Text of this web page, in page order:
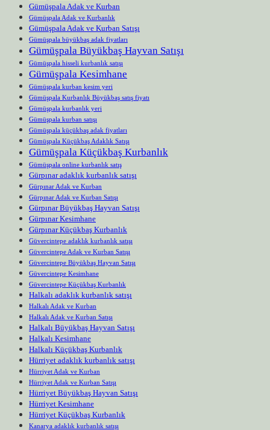
Gümüşpala Adak ve Kurban
Gümüşpala Adak ve Kurbanlık
Gümüşpala Adak ve Kurban Satışı
Gümüşpala büyükbaş adak fiyatları
Gümüşpala Büyükbaş Hayvan Satışı
Gümüşpala hisseli kurbanlık satışı
Gümüşpala Kesimhane
Gümüşpala kurban kesim yeri
Gümüşpala Kurbanlık Büyükbaş satış fiyatı
Gümüşpala kurbanlık yeri
Gümüşpala kurban satışı
Gümüşpala küçükbaş adak fiyatları
Gümüşpala Küçükbaş Adaklık Satışı
Gümüşpala Küçükbaş Kurbanlık
Gümüşpala online kurbanlık satış
Gürpınar adaklık kurbanlık satışı
Gürpınar Adak ve Kurban
Gürpınar Adak ve Kurban Satışı
Gürpınar Büyükbaş Hayvan Satışı
Gürpınar Kesimhane
Gürpınar Küçükbaş Kurbanlık
Güvercintepe adaklık kurbanlık satışı
Güvercintepe Adak ve Kurban Satışı
Güvercintepe Büyükbaş Hayvan Satışı
Güvercintepe Kesimhane
Güvercintepe Küçükbaş Kurbanlık
Halkalı adaklık kurbanlık satışı
Halkalı Adak ve Kurban
Halkalı Adak ve Kurban Satışı
Halkalı Büyükbaş Hayvan Satışı
Halkalı Kesimhane
Halkalı Küçükbaş Kurbanlık
Hürriyet adaklık kurbanlık satışı
Hürriyet Adak ve Kurban
Hürriyet Adak ve Kurban Satışı
Hürriyet Büyükbaş Hayvan Satışı
Hürriyet Kesimhane
Hürriyet Küçükbaş Kurbanlık
Kanarya adaklık kurbanlık satışı